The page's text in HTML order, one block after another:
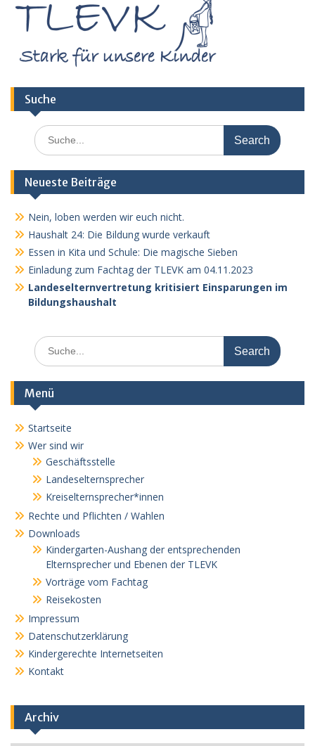
Suche
Search
for:
Neueste Beiträge
Nein, loben werden wir euch nicht.
Haushalt 24: Die Bildung wurde verkauft
Essen in Kita und Schule: Die magische Sieben
Einladung zum Fachtag der TLEVK am 04.11.2023
Landeselternvertretung kritisiert Einsparungen im
Bildungshaushalt
Search
for:
Menü
Startseite
Wer sind wir
Geschäftsstelle
Landeselternsprecher
Kreiselternsprecher*innen
Rechte und Pflichten / Wahlen
Downloads
Kindergarten-Aushang der entsprechenden
Elternsprecher und Ebenen der TLEVK
Vorträge vom Fachtag
Reisekosten
Impressum
Datenschutzerklärung
Kindergerechte Internetseiten
Kontakt
Archiv